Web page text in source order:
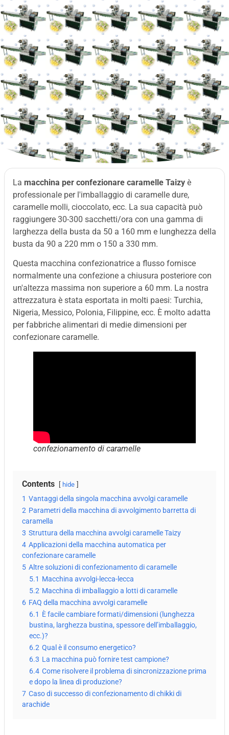
La macchina per confezionare caramelle Taizy è
professionale per l'imballaggio di caramelle dure,
caramelle molli, cioccolato, ecc. La sua capacità può
raggiungere 30-300 sacchetti/ora con una gamma di
larghezza della busta da 50 a 160 mm e lunghezza della
busta da 90 a 220 mm o 150 a 330 mm.
Questa macchina confezionatrice a flusso fornisce
normalmente una confezione a chiusura posteriore con
un'altezza massima non superiore a 60 mm. La nostra
attrezzatura è stata esportata in molti paesi: Turchia,
Nigeria, Messico, Polonia, Filippine, ecc. È molto adatta
per fabbriche alimentari di medie dimensioni per
confezionare caramelle.
confezionamento di caramelle
Contents hide
1 Vantaggi della singola macchina avvolgi caramelle
2 Parametri della macchina di avvolgimento barretta di
caramella
3 Struttura della macchina avvolgi caramelle Taizy
4 Applicazioni della macchina automatica per
confezionare caramelle
5 Altre soluzioni di confezionamento di caramelle
5.1 Macchina avvolgi-lecca-lecca
5.2 Macchina di imballaggio a lotti di caramelle
6 FAQ della macchina avvolgi caramelle
6.1 È facile cambiare formati/dimensioni (lunghezza
bustina, larghezza bustina, spessore dell’imballaggio,
ecc.)?
6.2 Qual è il consumo energetico?
6.3 La macchina può fornire test campione?
6.4 Come risolvere il problema di sincronizzazione prima
e dopo la linea di produzione?
7 Caso di successo di confezionamento di chikki di
arachide